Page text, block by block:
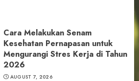
Cara Melakukan Senam
Kesehatan Pernapasan untuk
Mengurangi Stres Kerja di Tahun
2026
AUGUST 7, 2026